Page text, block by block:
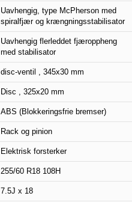
Uavhengig, type McPherson med
spiralfjær og krængningsstabilisator
Uavhengig flerleddet fjæroppheng
med stabilisator
disc-ventil , 345x30 mm
Disc , 325x20 mm
ABS (Blokkeringsfrie bremser)
Rack og pinion
Elektrisk forsterker
255/60 R18 108H
7.5J x 18